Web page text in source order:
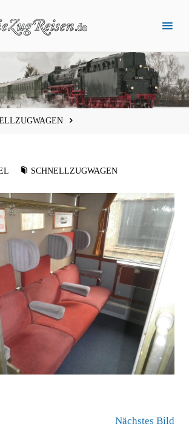
SCHNELLZUGWAGEN
Nächstes Bild